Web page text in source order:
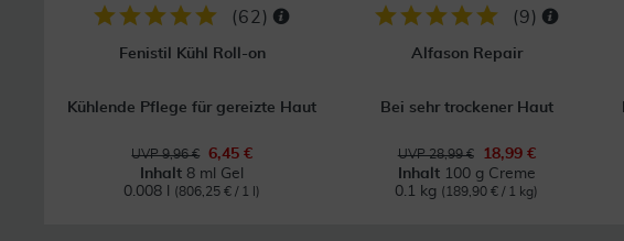
(62 )
Fenistil Kühl Roll-on
Kühlende Pflege für gereizte Haut
UVP 9,96 €
6,45 €
Inhalt 8 ml Gel
0.008 l
(806,25 € / 1 l)
(9)
Alfason Repair
Bei sehr trockener Haut
UVP 28,99 €
18,99 €
Inhalt 100 g Creme
0.1 kg (189,90 € / 1 kg)